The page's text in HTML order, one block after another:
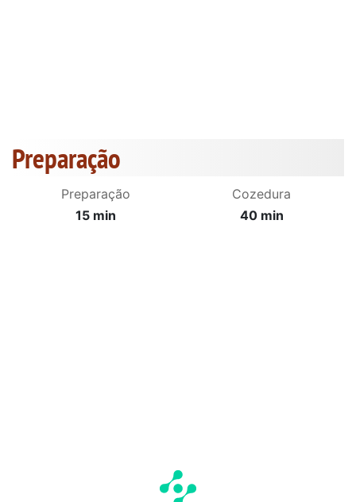
Preparação
Preparação
15 min
Cozedura
40 min